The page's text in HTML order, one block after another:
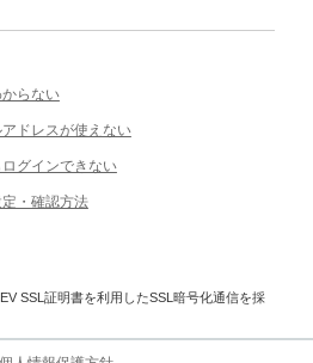
らない
ドレスが使えない
グインできない
・確認方法
SSL証明書を利用したSSL暗号化通信を採